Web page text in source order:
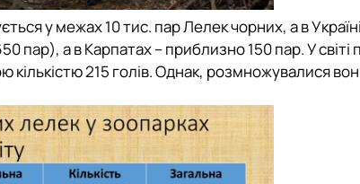
у межах 10 тис. пар Лелек чорних, а в
пар), а в Карпатах – приблизно 150 пар. У світі
кількістю 215 голів. Однак, розмножувалися